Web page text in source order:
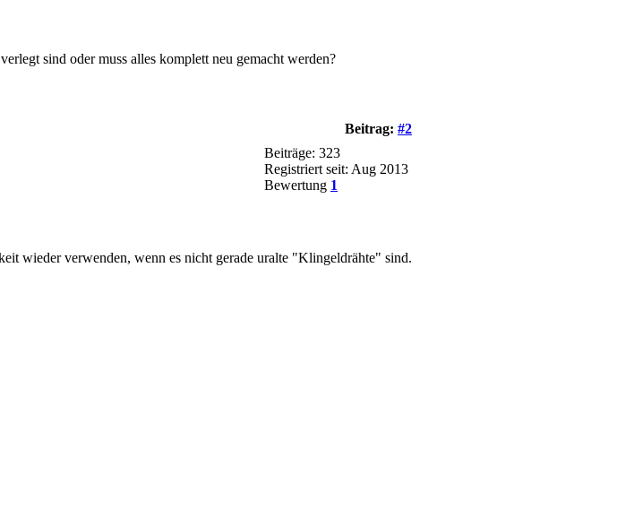
sind oder muss alles komplett neu gemacht werden?
Beitrag: #2
Beiträge: 323
Registriert seit: Aug 2013
Bewertung 1
wieder verwenden, wenn es nicht gerade uralte "Klingeldrähte" sind.